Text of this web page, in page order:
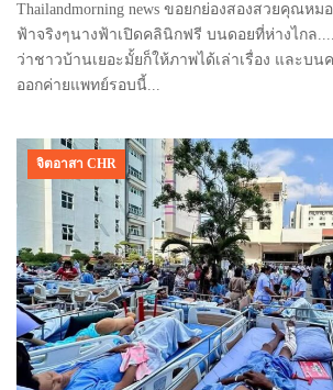
Thailandmorning news ขอยกย่องสองสวยคุณห
ฟ้าจริงๆนางฟ้าเปิดคลินิก​ฟรี บนดอยที่ห่างไกล
ว่าชาวบ้านเยอะมั้ยก็ให้ภาพได้เล่าเรื่อง และบน
ออกค่ายแพทย์​รอบนี้...
จิตอาสา CHR